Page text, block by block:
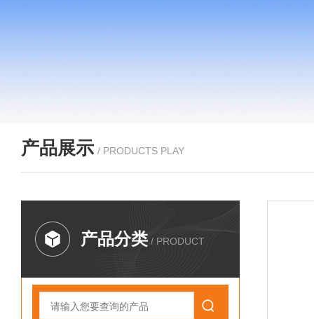
产品展示 / PRODUCTS PLAY
产品分类 / PRODUCT